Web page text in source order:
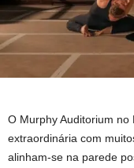
O Murphy Auditorium
extraordinária com
alinham-se na parede